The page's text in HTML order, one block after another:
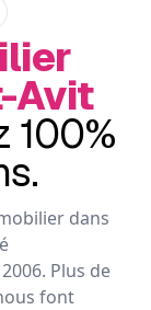
Avit
100%
dans
Plus de
font